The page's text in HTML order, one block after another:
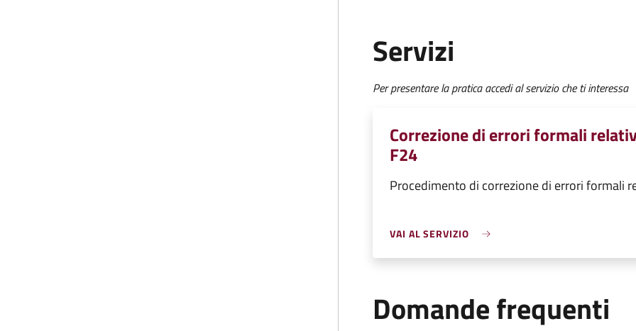
Servizi
Per presentare la pratica accedi al servizio che ti interessa
Correzione di errori formali
F24
Procedimento di correzione di errori formali
VAI AL SERVIZIO
Domande frequenti